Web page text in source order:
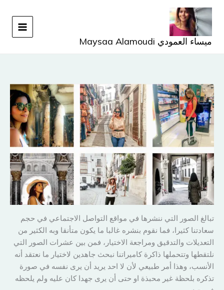
تخطي
المحتوى
ميساء العمودي Maysaa Alamoudi
تبالغ الصور التي ننشرها في مواقع التواصل الاجتماعي في حجم
سعادتنا كثيرا، فما نقوم بنشره غالبا ما يكون متأنقا وبه الكثير من
التعديلات والتدقيق ومراجعة الاختيار، فمن بين عشرات الصور التي
نلتقطها وتتحملها ذاكرة كاميراتنا نبحث جاهدين لاختيار ما نعتقد أنه
الأنسب، وهذا أمر طبيعي لأن لا احد يريد أن يرى نفسه في صورة
تذكره بلحظة غير محبذة او حتى أن يرى جهدا كان عليه ولم يلحظه